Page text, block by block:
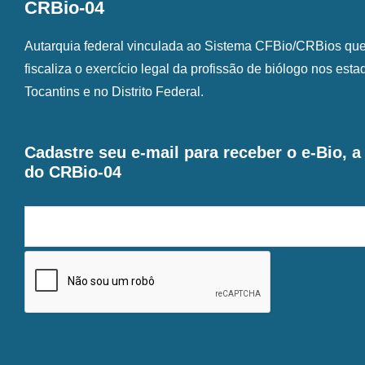
CRBio-04
Autarquia federal vinculada ao Sistema CFBio/CRBios
fiscaliza o exercício legal da profissão de biólogo nos
Tocantins e no Distrito Federal.
Cadastre seu e-mail para receber o e-Bio,
do CRBio-04